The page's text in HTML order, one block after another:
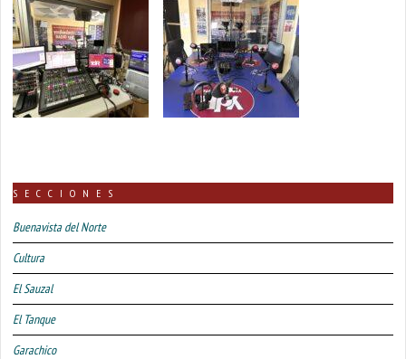
SECCIONES
Buenavista del Norte
Cultura
El Sauzal
El Tanque
Garachico